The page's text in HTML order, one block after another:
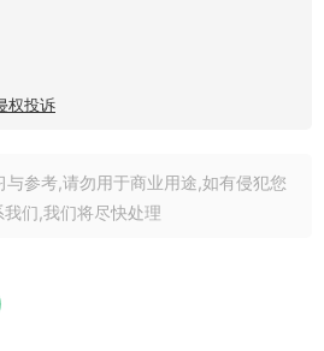
权投诉
参考,请勿用于商业用途,如有侵犯您
们,我们将尽快处理